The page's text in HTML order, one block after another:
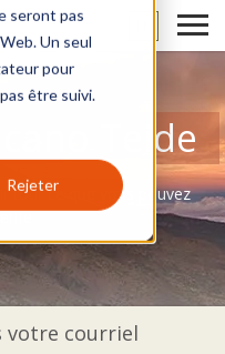
seront pas
Un seul
pour
être suivi.
Rejeter
Teide
tout ce que vous pouvez
votre courriel